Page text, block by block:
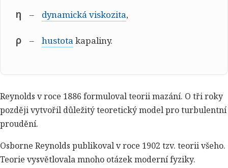
η dynamická viskozita,
ρ hustota kapaliny.
Reynolds v roce 1886 formuloval teorii mazání. O tři roky
později vytvořil důležitý teoretický model pro turbulentní
proudění.
Osborne Reynolds publikoval v roce 1902 tzv. teorii všeho.
Teorie vysvětlovala mnoho otázek moderní fyziky.